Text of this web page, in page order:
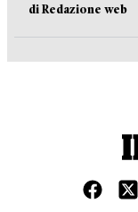
di Redazione web